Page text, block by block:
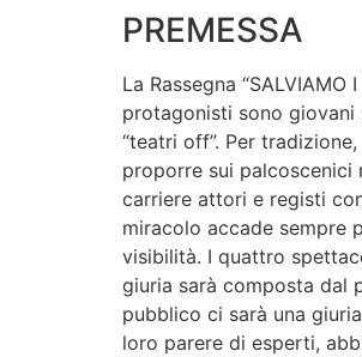
PREMESSA
La Rassegna
protagonisti sono giovani
“teatri off”. Per
proporre sui palcoscenici
carriere attori e registi
miracolo accade sempre
visibilità. I quattro
giuria sarà composta dal
pubblico ci sarà una
loro parere di esperti,